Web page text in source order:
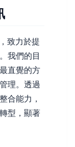
致力於提
我們的目
直覺的方
理。透過
合能力，
型，顯著